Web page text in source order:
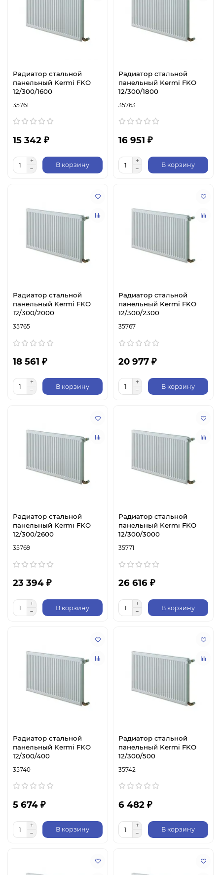
Радиатор стальной
панельный Kermi FKO
12/300/1600
35761
15 342 ₽
В корзину
Радиатор стальной
панельный Kermi FKO
12/300/1800
35763
16 951 ₽
В корзину
Радиатор стальной
панельный Kermi FKO
12/300/2000
35765
18 561 ₽
В корзину
Радиатор стальной
панельный Kermi FKO
12/300/2300
35767
20 977 ₽
В корзину
Радиатор стальной
панельный Kermi FKO
12/300/2600
35769
23 394 ₽
В корзину
Радиатор стальной
панельный Kermi FKO
12/300/3000
35771
26 616 ₽
В корзину
Радиатор стальной
панельный Kermi FKO
12/300/400
35740
5 674 ₽
В корзину
Радиатор стальной
панельный Kermi FKO
12/300/500
35742
6 482 ₽
В корзину